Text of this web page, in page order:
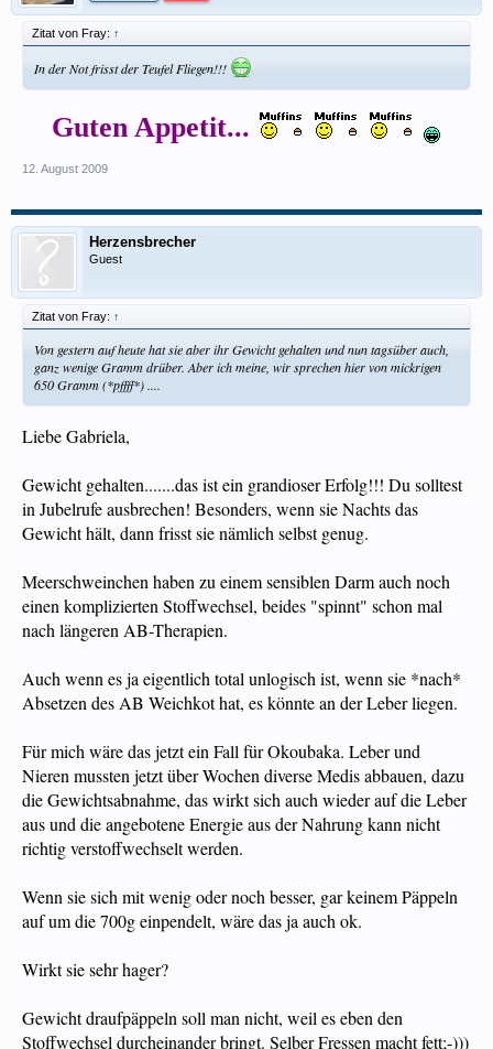
Zitat von Fray: ↑
In der Not frisst der Teufel Fliegen!!!
Guten Appetit...
12. August 2009
Herzensbrecher
Guest
Zitat von Fray: ↑
Von gestern auf heute hat sie aber ihr Gewicht gehalten und nun tagsüber auch,
ganz wenige Gramm drüber. Aber ich meine, wir sprechen hier von mickrigen
650 Gramm (*pffff*) ....
Liebe Gabriela,
Gewicht gehalten.......das ist ein grandioser Erfolg!!! Du solltest
in Jubelrufe ausbrechen! Besonders, wenn sie Nachts das
Gewicht hält, dann frisst sie nämlich selbst genug.
Meerschweinchen haben zu einem sensiblen Darm auch noch
einen komplizierten Stoffwechsel, beides "spinnt" schon mal
nach längeren AB-Therapien.
Auch wenn es ja eigentlich total unlogisch ist, wenn sie *nach*
Absetzen des AB Weichkot hat, es könnte an der Leber liegen.
Für mich wäre das jetzt ein Fall für Okoubaka. Leber und
Nieren mussten jetzt über Wochen diverse Medis abbauen, dazu
die Gewichtsabnahme, das wirkt sich auch wieder auf die Leber
aus und die angebotene Energie aus der Nahrung kann nicht
richtig verstoffwechselt werden.
Wenn sie sich mit wenig oder noch besser, gar keinem Päppeln
auf um die 700g einpendelt, wäre das ja auch ok.
Wirkt sie sehr hager?
Gewicht draufpäppeln soll man nicht, weil es eben den
Stoffwechsel durcheinander bringt. Selber Fressen macht fett;-)))